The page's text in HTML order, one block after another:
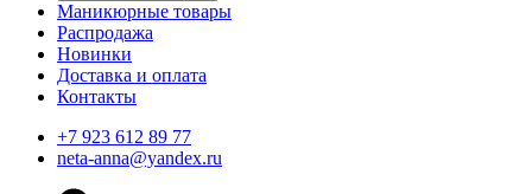
Маникюрные товары
Распродажа
Новинки
Доставка и оплата
Контакты
+7 923 612 89 77
neta-anna@yandex.ru